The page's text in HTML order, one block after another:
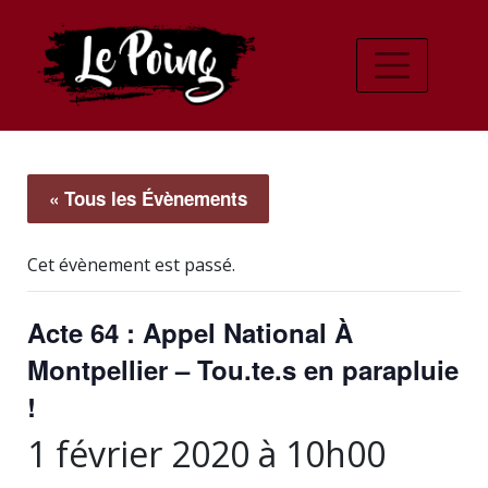
« Tous les Évènements
Cet évènement est passé.
Acte 64 : Appel National À
Montpellier – Tou.te.s en parapluie
!
1 février 2020 à 10h00